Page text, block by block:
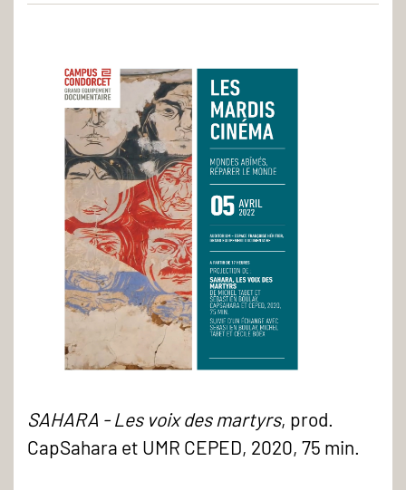
SAHARA - Les voix des martyrs, prod.
CapSahara et UMR CEPED, 2020, 75 min.